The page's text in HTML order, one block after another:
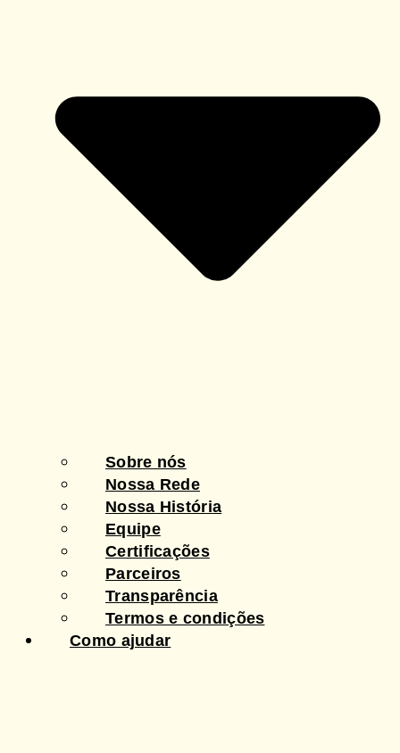
Sobre nós
Nossa Rede
Nossa História
Equipe
Certificações
Parceiros
Transparência
Termos e condições
Como ajudar